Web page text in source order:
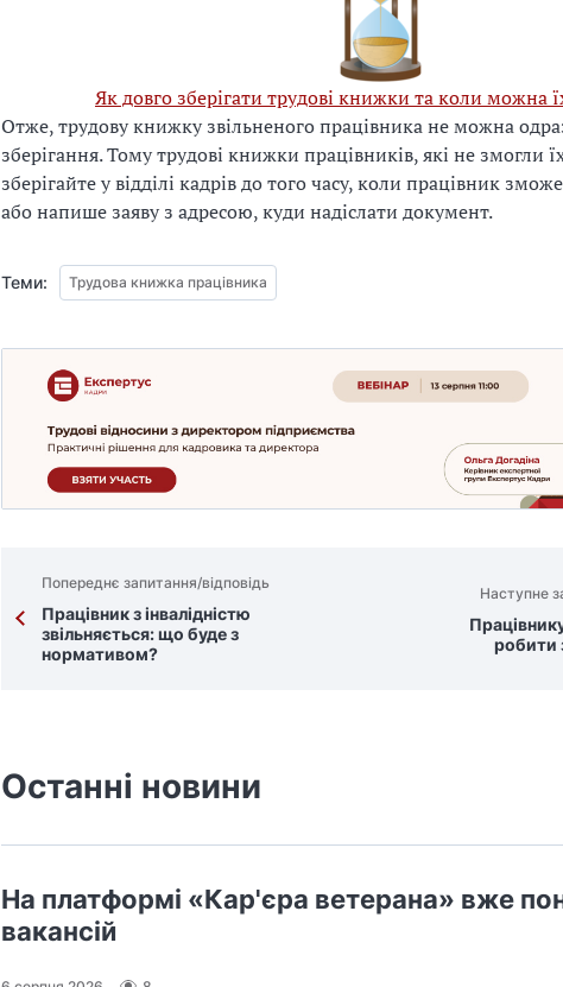
Як довго зберігати трудові книжки та коли можна
Отже, трудову книжку звільненого працівника не можна
зберігання. Тому трудові книжки працівників, які не змогли
зберігайте у відділі кадрів до того часу, коли працівник
або напише заяву з адресою, куди надіслати документ.
Теми: Трудова книжка працівника
Попереднє запитання/відповідь
Працівник з інвалідністю
звільняється: що буде з
нормативом?
Наступне
робити
Останні новини
На платформі «Кар'єра ветерана» вже
вакансій